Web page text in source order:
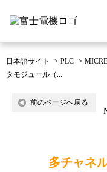
日本語サイト > PLC >
タモジュール（...
前のページへ戻る
多チャネ